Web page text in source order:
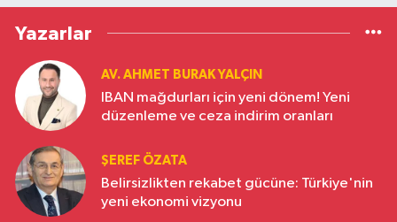
Yazarlar
AV. AHMET BURAK YALÇIN
IBAN mağdurları için yeni dönem! Yeni
düzenleme ve ceza indirim oranları
ŞEREF ÖZATA
Belirsizlikten rekabet gücüne: Türkiye'nin
yeni ekonomi vizyonu